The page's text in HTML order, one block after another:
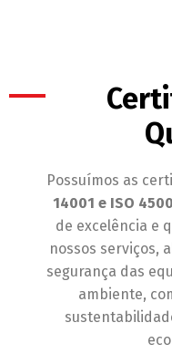
Possuímos as
14001 e ISO
de excelência e
nossos serviços,
segurança das
ambiente,